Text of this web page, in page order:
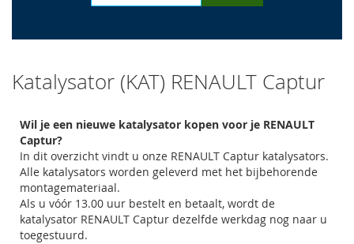
Katalysator (KAT) RENAULT Captur
Wil je een nieuwe katalysator kopen voor je RENAULT
Captur?
In dit overzicht vindt u onze RENAULT Captur katalysators.
Alle katalysators worden geleverd met het bijbehorende
montagemateriaal.
Als u vóór 13.00 uur bestelt en betaalt, wordt de
katalysator RENAULT Captur dezelfde werkdag nog naar u
toegestuurd.